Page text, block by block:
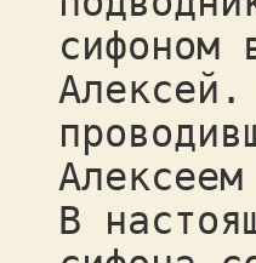
сифоном
Алексей.
В